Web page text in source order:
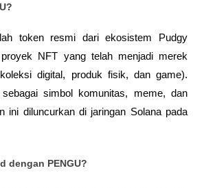
token resmi dari ekosistem Pudgy
proyek NFT yang telah menjadi merek
digital, produk fisik, dan game).
simbol komunitas, meme, dan
ini diluncurkan di jaringan Solana pada
dengan PENGU?